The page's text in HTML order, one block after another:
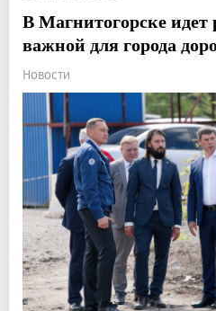
В Магнитогорске идет
важной для города
Новости